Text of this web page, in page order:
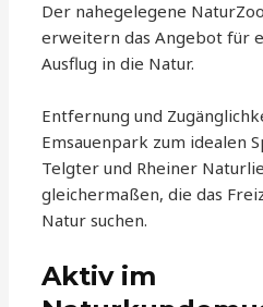
Der nahegelegene
erweitern das Angebot für
Ausflug in die Natur.
Entfernung und
Emsauenpark zum idealen
Telgter und Rheiner
gleichermaßen, die das
Natur suchen.
Aktiv im